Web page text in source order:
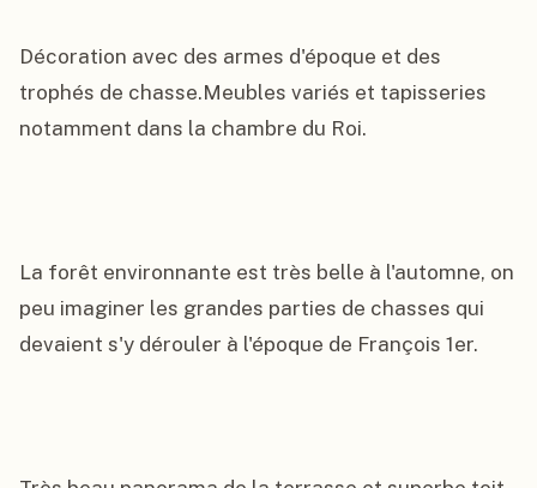
Décoration avec des armes d'époque et des
trophés de chasse.Meubles variés et tapisseries
notamment dans la chambre du Roi.
La forêt environnante est très belle à l'automne, on
peu imaginer les grandes parties de chasses qui
devaient s'y dérouler à l'époque de François 1er.